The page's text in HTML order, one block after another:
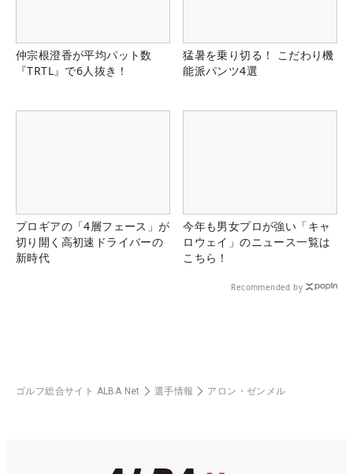
仲宗根澄香が平均パット数
『TRTL』で6人抜き！
猛暑を乗り切る！ こだわり機
能派パンツ4選
プロギアの「4層フェース」が
切り開く高初速ドライバーの
新時代
今年も男女プロが強い「キャ
ロウェイ」のニュース一覧は
こちら！
Recommended by
ゴルフ総合サイト ALBA Net 選手情報 アロン・ゼンメル